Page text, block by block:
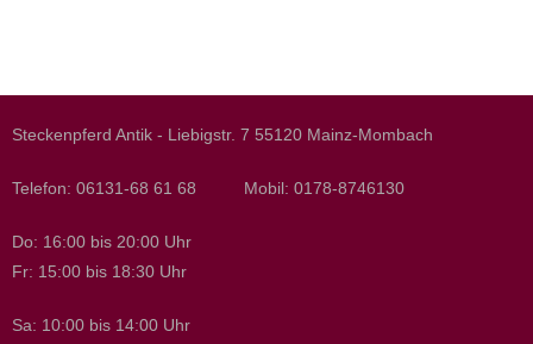
Steckenpferd Antik - Liebigstr. 7 55120 Mainz-Mombach
Telefon: 06131-68 61 68 Mobil: 0178-8746130
Do: 16:00 bis 20:00 Uhr
Fr: 15:00 bis 18:30 Uhr
Sa: 10:00 bis 14:00 Uhr